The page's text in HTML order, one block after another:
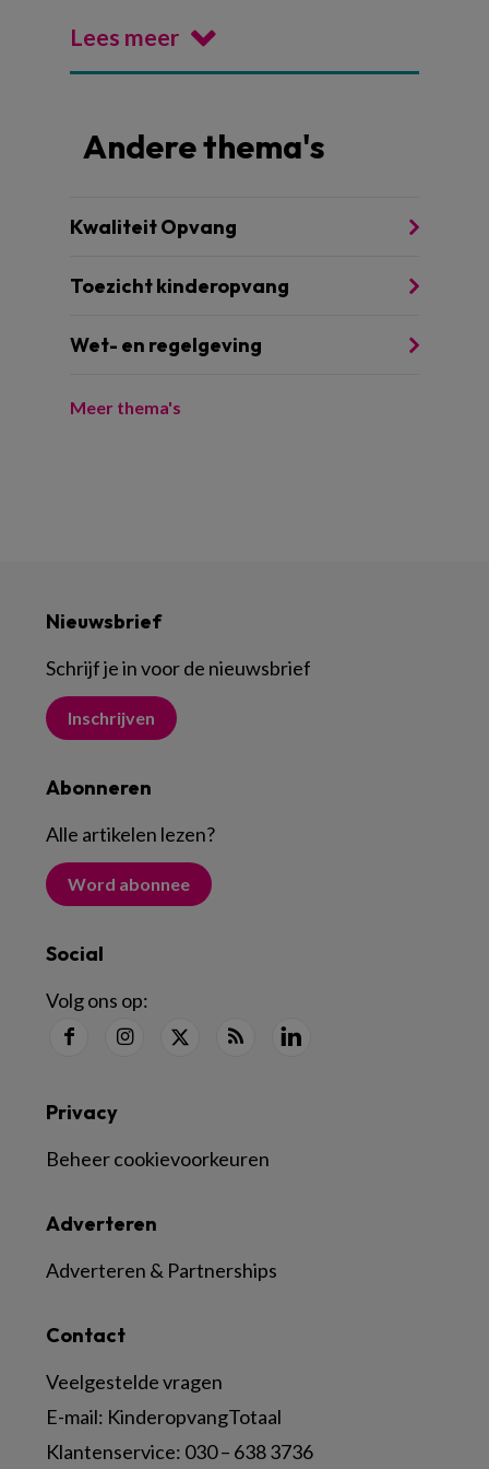
Lees meer
Andere thema's
Kwaliteit Opvang
Toezicht kinderopvang
Wet- en regelgeving
Meer thema's
Nieuwsbrief
Schrijf je in voor de nieuwsbrief
Inschrijven
Abonneren
Alle artikelen lezen?
Word abonnee
Social
Volg ons op:
Contact
Veelgestelde vragen
E-mail: KinderopvangTotaal
Klantenservice: 030 – 638 3736
Adverteren
Adverteren & Partnerships
Privacy
Beheer cookievoorkeuren